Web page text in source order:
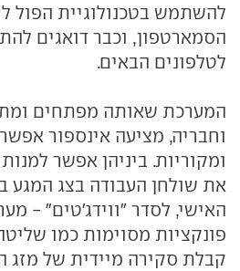
להשתמש בטכנולוגיית הפול
הסמארטפון, וכבר דואגים
לטלפונים הבאים.
המערכת שאותה מפתחים
וחבריה, מציעה אינספור
ומקוריות. ביניהן אפשר
את שולחן העבודה בצג המגע
האישי, לסדר "ווידג'טים" -
פונקציות מסוימות כמו
קבלת סקירה מיידית של מזג